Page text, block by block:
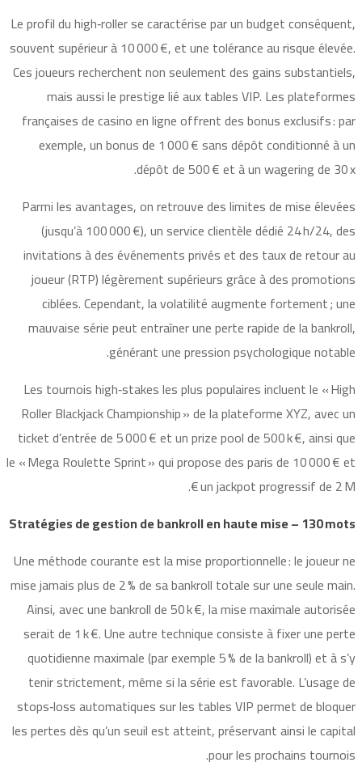
Le profil du high‑roller se caractérise par un budget conséquent,
souvent supérieur à 10 000 €, et une tolérance au risque élevée.
Ces joueurs recherchent non seulement des gains substantiels,
mais aussi le prestige lié aux tables VIP. Les plateformes
françaises de casino en ligne offrent des bonus exclusifs : par
exemple, un bonus de 1 000 € sans dépôt conditionné à un
dépôt de 500 € et à un wagering de 30 x.
Parmi les avantages, on retrouve des limites de mise élevées
(jusqu’à 100 000 €), un service clientèle dédié 24 h/24, des
invitations à des événements privés et des taux de retour au
joueur (RTP) légèrement supérieurs grâce à des promotions
ciblées. Cependant, la volatilité augmente fortement ; une
mauvaise série peut entraîner une perte rapide de la bankroll,
générant une pression psychologique notable.
Les tournois high‑stakes les plus populaires incluent le « High
Roller Blackjack Championship » de la plateforme XYZ, avec un
ticket d’entrée de 5 000 € et un prize pool de 500 k €, ainsi que
le « Mega Roulette Sprint » qui propose des paris de 10 000 € et
un jackpot progressif de 2 M €.
Stratégies de gestion de bankroll en haute mise – 130 mots
Une méthode courante est la mise proportionnelle : le joueur ne
mise jamais plus de 2 % de sa bankroll totale sur une seule main.
Ainsi, avec une bankroll de 50 k €, la mise maximale autorisée
serait de 1 k €. Une autre technique consiste à fixer une perte
quotidienne maximale (par exemple 5 % de la bankroll) et à s’y
tenir strictement, même si la série est favorable. L’usage de
stops‑loss automatiques sur les tables VIP permet de bloquer
les pertes dès qu’un seuil est atteint, préservant ainsi le capital
pour les prochains tournois.